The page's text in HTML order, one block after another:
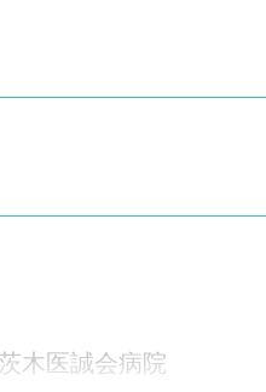
で実働7.5時間（休憩
木医誠会病院